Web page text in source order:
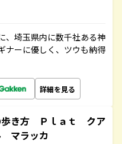
、埼玉県内に数千社ある神
ナーに優しく、ツウも納得
詳細を見る
き方 Ｐｌａｔ クア
マラッカ